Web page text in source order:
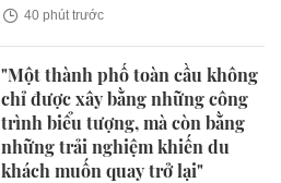
40 phút trước
"Một thành phố toàn cầu không
chỉ được xây bằng những công
trình biểu tượng, mà còn bằng
những trải nghiệm khiến du
khách muốn quay trở lại"